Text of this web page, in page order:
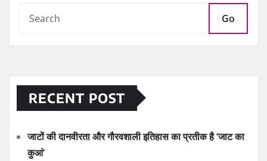
Go
RECENT POST
जाटों की दानवीरता और गौरवशाली इतिहास का प्रतीक है ‘जाट का
कुआं’